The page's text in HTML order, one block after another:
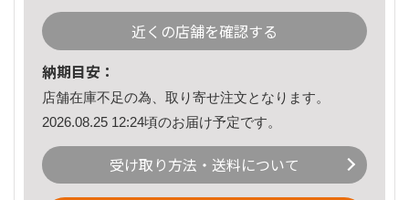
近くの店舗を確認する
納期目安：
店舗在庫不足の為、取り寄せ注文となります。
2026.08.25 12:24頃のお届け予定です。
受け取り方法・送料について